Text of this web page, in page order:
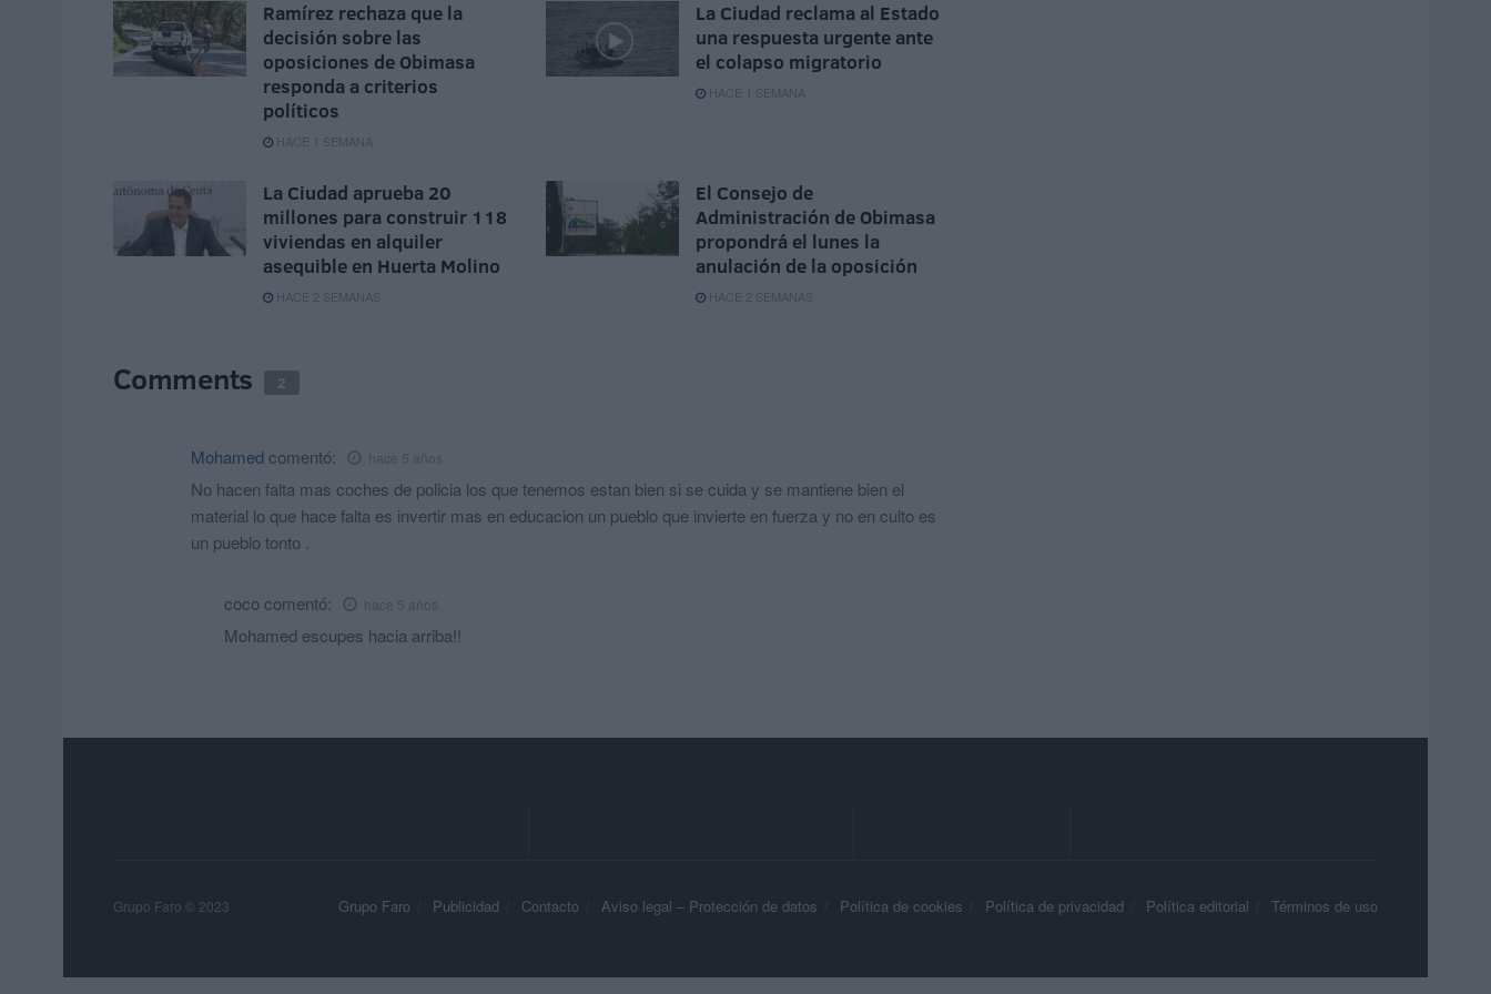
Ramírez rechaza que la
decisión sobre las
oposiciones de Obimasa
responda a criterios
políticos
HACE 1 SEMANA
La Ciudad reclama al Estado
una respuesta urgente ante
el colapso migratorio
HACE 1 SEMANA
La Ciudad aprueba 20
millones para construir 118
viviendas en alquiler
asequible en Huerta Molino
HACE 2 SEMANAS
El Consejo de
Administración de Obimasa
propondrá el lunes la
anulación de la oposición
HACE 2 SEMANAS
Comments 2
Mohamed comentó: hace 5 años
No hacen falta mas coches de policia los que tenemos estan bien si se cuida y se mantiene bien el
material lo que hace falta es invertir mas en educacion un pueblo que invierte en fuerza y no en culto es
un pueblo tonto .
coco comentó: hace 5 años
Mohamed escupes hacia arriba!!
Grupo Faro Publicidad Contacto Aviso legal – Protección de datos Política de cookies Política de privacidad Política editorial Términos de uso
Grupo Faro © 2023